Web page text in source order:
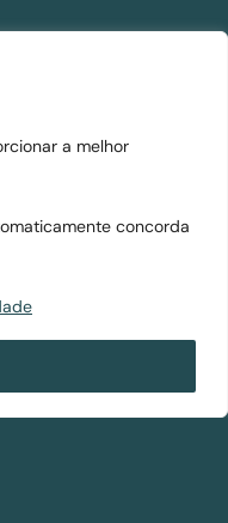
a melhor
concorda
captura da
fundiária,
risco, urbanismo
SOLO
,